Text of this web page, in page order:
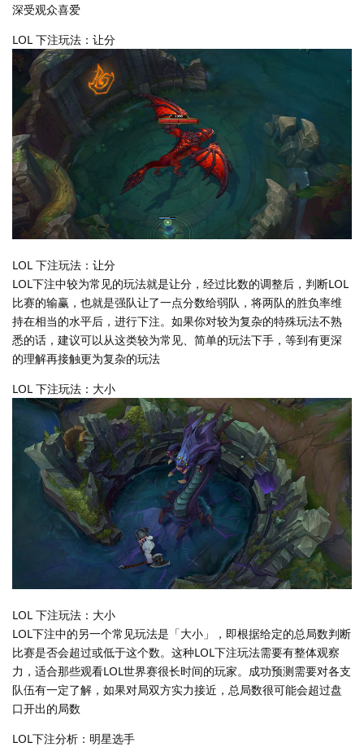
深受观众喜爱
LOL 下注玩法：让分
LOL 下注玩法：让分
LOL下注中较为常见的玩法就是让分，经过比数的调整后，判断LOL
比赛的输赢，也就是强队让了一点分数给弱队，将两队的胜负率维
持在相当的水平后，进行下注。如果你对较为复杂的特殊玩法不熟
悉的话，建议可以从这类较为常见、简单的玩法下手，等到有更深
的理解再接触更为复杂的玩法
LOL 下注玩法：大小
LOL 下注玩法：大小
LOL下注中的另一个常见玩法是「大小」，即根据给定的总局数判断
比赛是否会超过或低于这个数。这种LOL下注玩法需要有整体观察
力，适合那些观看LOL世界赛很长时间的玩家。成功预测需要对各支
队伍有一定了解，如果对局双方实力接近，总局数很可能会超过盘
口开出的局数
LOL下注分析：明星选手